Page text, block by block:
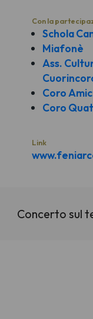
Con la
Schola
Miafonè
Ass.
Coro
Coro
Link
Concerto sul